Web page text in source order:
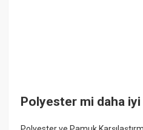
Polyester mi daha